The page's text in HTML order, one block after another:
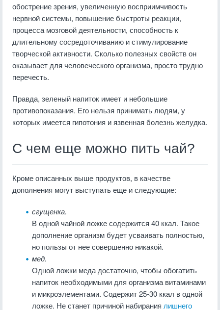
обострение зрения, увеличенную восприимчивость
нервной системы, повышение быстроты реакции,
процесса мозговой деятельности, способность к
длительному сосредоточиванию и стимулирование
творческой активности. Сколько полезных свойств он
оказывает для человеческого организма, просто трудно
перечесть.
Правда, зеленый напиток имеет и небольшие
противопоказания. Его нельзя принимать людям, у
которых имеется гипотония и язвенная болезнь желудка.
С чем еще можно пить чай?
Кроме описанных выше продуктов, в качестве
дополнения могут выступать еще и следующие:
сгущенка.
В одной чайной ложке содержится 40 ккал. Такое
дополнение организм будет усваивать полностью,
но пользы от нее совершенно никакой.
мед.
Одной ложки меда достаточно, чтобы обогатить
напиток необходимыми для организма витаминами
и микроэлементами. Содержит 25-30 ккал в одной
ложке. Не станет причиной набирания лишнего